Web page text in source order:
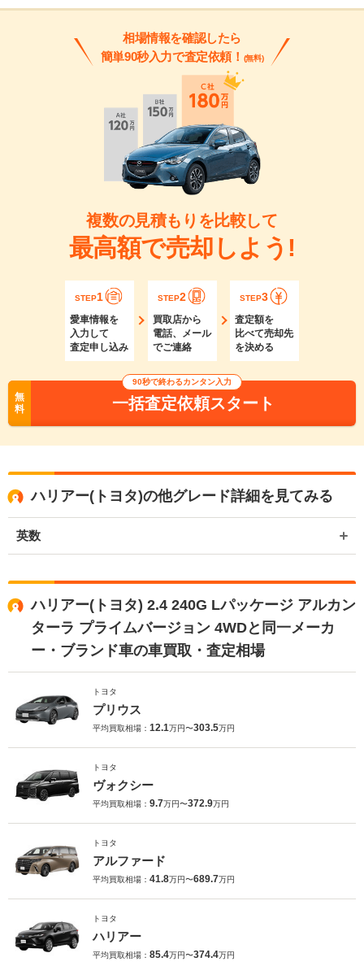
相場情報を確認したら
簡単90秒入力で査定依頼！ (無料)
複数の見積もりを比較して
最高額で売却しよう!
STEP1
愛車情報を
入力して
査定申し込み
STEP2
買取店から
電話、メール
でご連絡
STEP3
査定額を
比べて売却先
を決める
無
料
90秒で終わるカンタン入力
一括査定依頼スタート
ハリアー(トヨタ)の他グレード詳細を見てみる
英数
ハリアー(トヨタ) 2.4 240G Lパッケージ アルカン
ターラ プライムバージョン 4WDと同一メーカ
ー・ブランド車の車買取・査定相場
トヨタ
プリウス
平均買取相場： 12.1万円〜303.5万円
トヨタ
ヴォクシー
平均買取相場： 9.7万円〜372.9万円
トヨタ
アルファード
平均買取相場： 41.8万円〜689.7万円
トヨタ
ハリアー
平均買取相場： 85.4万円〜374.4万円